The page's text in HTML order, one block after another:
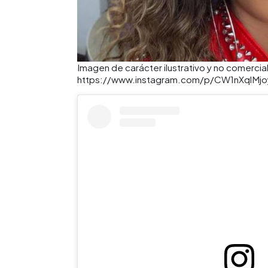
Imagen de carácter ilustrativo y no
https://www.instagram.com/p/